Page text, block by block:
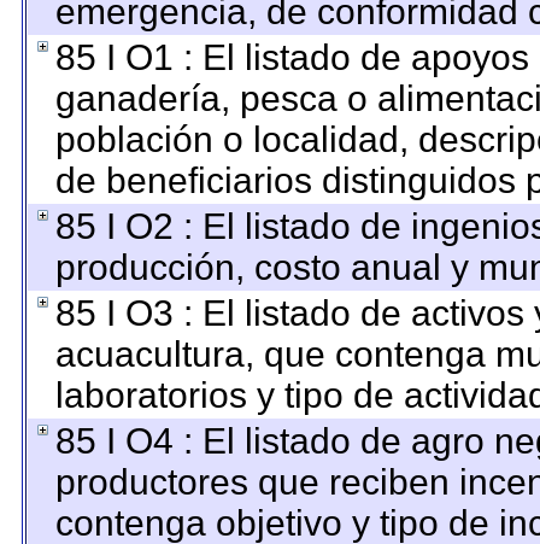
emergencia, de conformidad
85 I O1 : El listado de
ganadería, pesca o
población o localidad,
de beneficiarios distinguidos
85 I O2 : El listado de
producción, costo anual y
85 I O3 : El listado de
acuacultura, que contenga
laboratorios y tipo de
85 I O4 : El listado de agro
productores que reciben
contenga objetivo y tipo de